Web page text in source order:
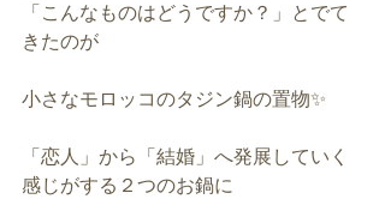
「こんなものはどうですか？」とでて
きたのが
小さなモロッコのタジン鍋の置物✨
「恋人」から「結婚」へ発展していく
感じがする２つのお鍋に